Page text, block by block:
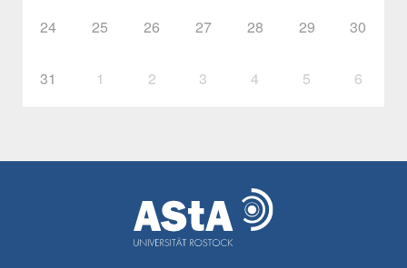
24 25 26 27 28 29 30
31 1 2 3 4 5 6